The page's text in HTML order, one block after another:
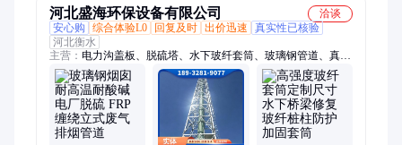
河北盛海环保设备有限公司
洽谈
安心购
综合体验L0 回复及时 出价迅速
真实性已核验
河北衡水
主营： 电力沟盖板、脱硫塔、水下玻纤套筒、玻璃钢管道、真空
玻璃钢平板、生物除臭箱、玻璃钢烟囱、玻璃钢储罐